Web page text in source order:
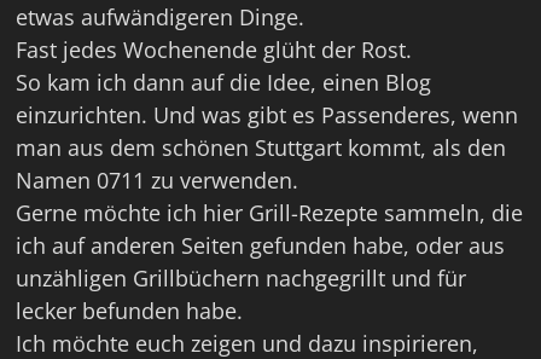
etwas aufwändigeren Dinge.
Fast jedes Wochenende glüht der Rost.
So kam ich dann auf die Idee, einen Blog
einzurichten. Und was gibt es Passenderes, wenn
man aus dem schönen Stuttgart kommt, als den
Namen 0711 zu verwenden.
Gerne möchte ich hier Grill-Rezepte sammeln, die
ich auf anderen Seiten gefunden habe, oder aus
unzähligen Grillbüchern nachgegrillt und für
lecker befunden habe.
Ich möchte euch zeigen und dazu inspirieren,